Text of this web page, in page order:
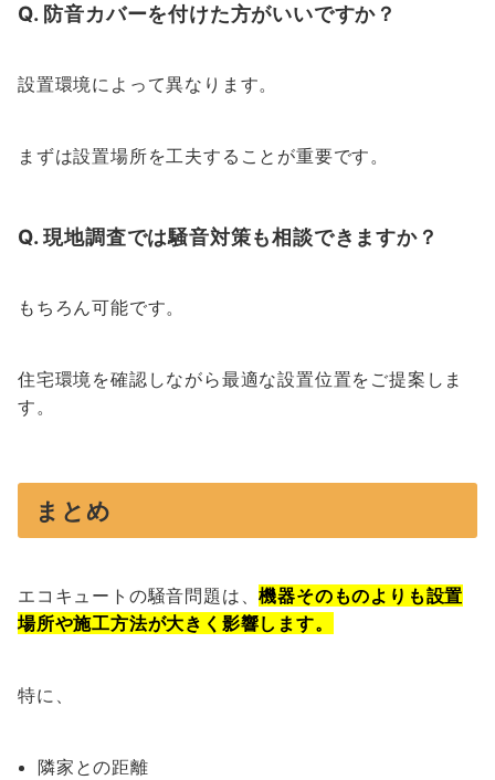
Q. 防音カバーを付けた方がいいですか？
設置環境によって異なります。
まずは設置場所を工夫することが重要です。
Q. 現地調査では騒音対策も相談できますか？
もちろん可能です。
住宅環境を確認しながら最適な設置位置をご提案しま
す。
まとめ
エコキュートの騒音問題は、機器そのものよりも設置
場所や施工方法が大きく影響します。
特に、
隣家との距離